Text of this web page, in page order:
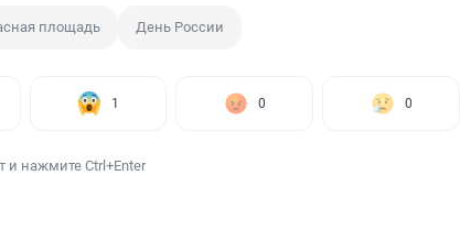
площадь День России
1 0 0
и нажмите Ctrl+Enter